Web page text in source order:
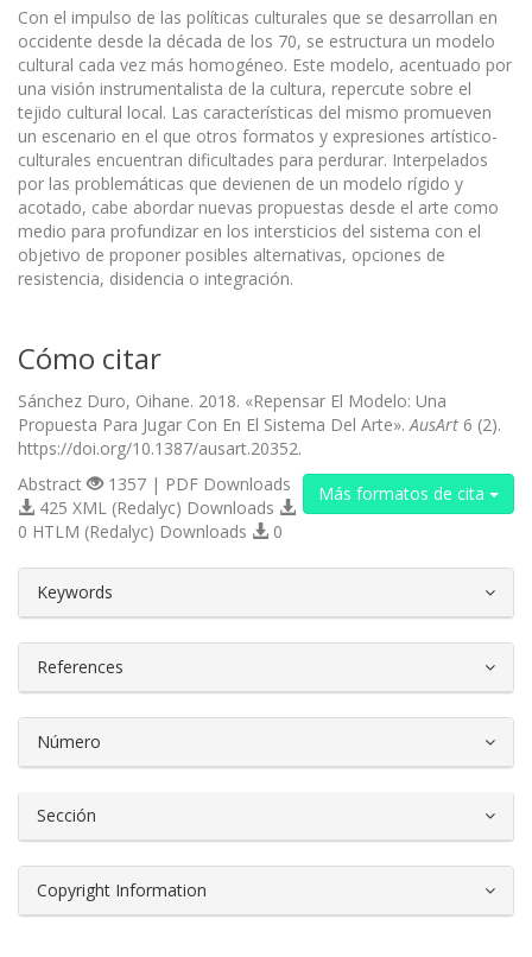
Con el impulso de las políticas culturales que se desarrollan en
occidente desde la década de los 70, se estructura un modelo
cultural cada vez más homogéneo. Este modelo, acentuado por
una visión instrumentalista de la cultura, repercute sobre el
tejido cultural local. Las características del mismo promueven
un escenario en el que otros formatos y expresiones artístico-
culturales encuentran dificultades para perdurar. Interpelados
por las problemáticas que devienen de un modelo rígido y
acotado, cabe abordar nuevas propuestas desde el arte como
medio para profundizar en los intersticios del sistema con el
objetivo de proponer posibles alternativas, opciones de
resistencia, disidencia o integración.
Cómo citar
Sánchez Duro, Oihane. 2018. «Repensar El Modelo: Una
Propuesta Para Jugar Con En El Sistema Del Arte». AusArt 6 (2).
https://doi.org/10.1387/ausart.20352.
Más formatos de cita
Abstract
1357 | PDF Downloads
425 XML (Redalyc) Downloads
0 HTLM (Redalyc) Downloads
0
Keywords
References
Número
Sección
Copyright Information